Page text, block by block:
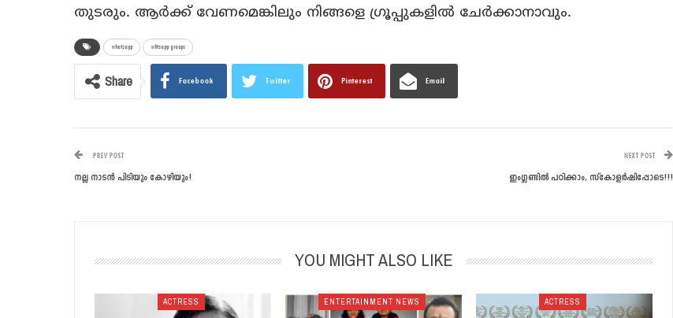
തുടരും. ആര്‍ക്ക് വേണമെങ്കിലും നിങ്ങളെ ഗ്രൂപ്പുകളില്‍ ചേര്‍ക്കാനാവും.
whatsapp whtsapp groups
Share Facebook Twitter Pinterest Email
PREV POST
നല്ല നാടന്‍ പിടിയും കോഴിയും!
NEXT POST
ഇംഗ്ലണ്ടില്‍ പഠിക്കാം, സ്‌കോളര്‍ഷിപ്പോടെ!!!
YOU MIGHT ALSO LIKE
ACTRESS ENTERTAINMENT NEWS ACTRESS